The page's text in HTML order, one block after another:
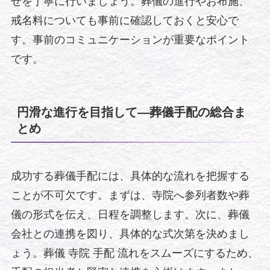
戒名料についても事前に確認しておくと安心で
す。事前のコミュニケーションが重要なポイント
です。
円滑な進行を目指して—葬儀手配の総合ま
とめ
成功する葬儀手配には、具体的な流れを把握する
ことが不可欠です。まずは、寺院へ参列者数や葬
儀の形式を伝え、日程を調整します。次に、葬儀
会社との連携を図り、具体的な式次第を決めまし
ょう。葬儀 寺院 手配 流れをスムーズにするため、